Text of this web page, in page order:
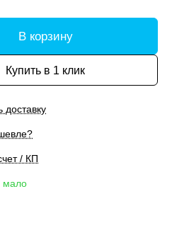
В корзину
Купить в 1 клик
доставку
/ КП
мало